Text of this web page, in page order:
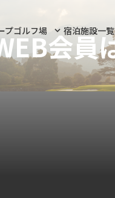
プゴルフ場 宿泊施設一覧